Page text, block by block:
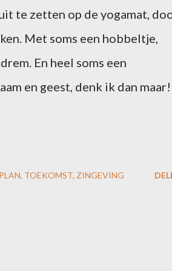
te zetten op de yogamat,
Met soms een hobbeltje,
En heel soms een
en geest, denk ik dan maar!
TOEKOMST ZINGEVING